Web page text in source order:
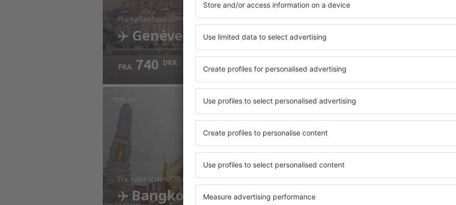
Berlin
FRA 546 DKK
fra: København (CPH)
Genève
Kontrollér oplysninger
FRA 740 DKK
THAILAND
fra: København (CPH)
Bangkok
HOLLAND
fra: København (CPH)
Amsterdam
fra: